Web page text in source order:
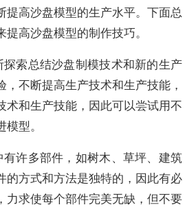
提高沙盘模型的生产水平。下面总
高沙盘模型的制作技巧。
索总结沙盘制模技术和新的生产
，不断提高生产技术和生产技能，
术和生产技能，因此可以尝试用不
型。
许多部件，如树木、草坪、建筑
的方式和方法是独特的，因此有必
力求使每个部件完美无缺，但不要